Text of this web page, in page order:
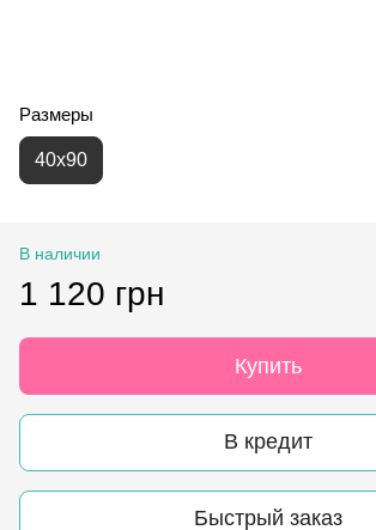
Размеры
40х90
В наличии
1 120 грн
Купить
В кредит
Быстрый заказ